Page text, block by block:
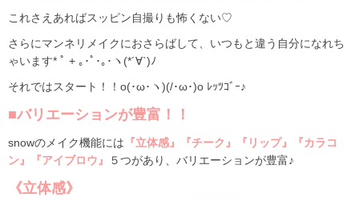
これさえあればスッピン自撮りも怖くない♡
さらにマンネリメイクにおさらばして、いつもと違う自分になれち
ゃいます* ﾟ + ｡･ﾟ･｡･ヽ(*´∀`)ﾉ
それではスタート！！o(･ω･ヽ)(/･ω･)o ﾚｯﾂｺﾞｰ♪
■バリエーションが豊富！！
snowのメイク機能には 『立体感』『チーク』『リップ』『カラコ
ン』『アイブロウ』
５つがあり、バリエーションが豊富♪
《立体感》